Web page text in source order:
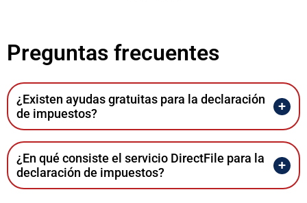
Preguntas frecuentes
¿Existen ayudas gratuitas para la declaración
de impuestos?
¿En qué consiste el servicio DirectFile para la
declaración de impuestos?